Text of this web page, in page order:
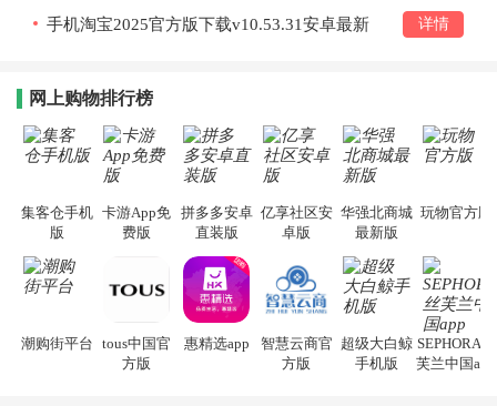
手机淘宝2025官方版下载v10.53.31安卓最新
详情
网上购物排行榜
集客仓手机
版
卡游App免
费版
拼多多安卓
直装版
亿享社区安
卓版
华强北商城
最新版
玩物官方版
潮购街平台 tous中国官
方版
惠精选app
智慧云商官
方版
超级大白鲸
手机版
SEPHORA丝
芙兰中国app